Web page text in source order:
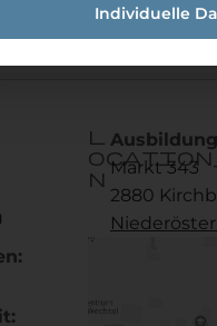
l
n Markt 343
2880
Individuelle